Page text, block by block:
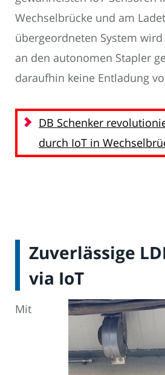
Wechselbrücke und am
übergeordneten System
an den autonomen Stapler
daraufhin keine Entladung
DB Schenker
durch IoT in
Zuverlässige
via IoT
Mit